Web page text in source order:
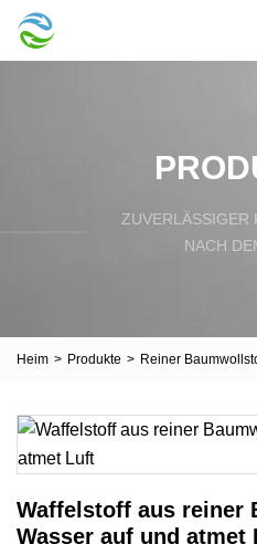
ZUVERLÄSSIGER
NACH
Heim > Produkte > Reiner
Waffelstoff aus reiner
Wasser auf und atmet